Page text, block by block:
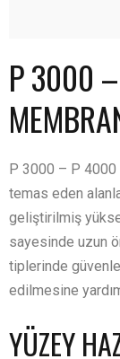
P 3000
P 3000 – P 4000
temas eden
geliştirilmiş
sayesinde uzun
tiplerinde
edilmesine
YÜZEY